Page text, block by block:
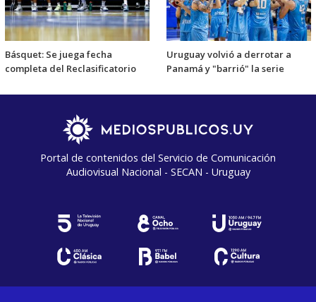
Básquet: Se juega fecha
completa del Reclasificatorio
Uruguay volvió a derrotar a
Panamá y "barrió" la serie
Portal de contenidos del Servicio de Comunicación
Audiovisual Nacional - SECAN - Uruguay